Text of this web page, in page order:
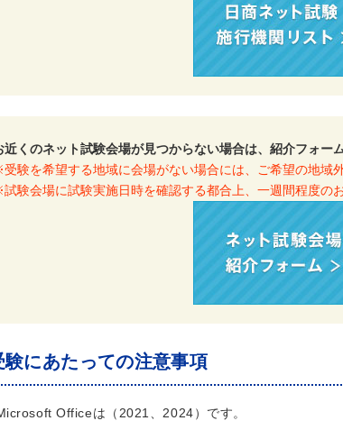
近くのネット試験会場が見つからない場合は、紹介フォー
験を希望する地域に会場がない場合には、ご希望の地域
験会場に試験実施日時を確認する都合上、一週間程度の
験にあたっての注意事項
Officeは（2021、2024）です。